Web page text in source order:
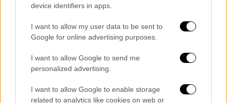
device identifiers in apps.
I want to allow my user data to be sent to
Google for online advertising purposes.
I want to allow Google to send me
personalized advertising.
I want to allow Google to enable storage
related to analytics like cookies on web or
Σε θέση «μάχης» βρίσκεται ο αγροτικός που
κόσμος δεν δείχνει ικανοποιημένος από τις
κυβερνητικές δεσμεύσεις